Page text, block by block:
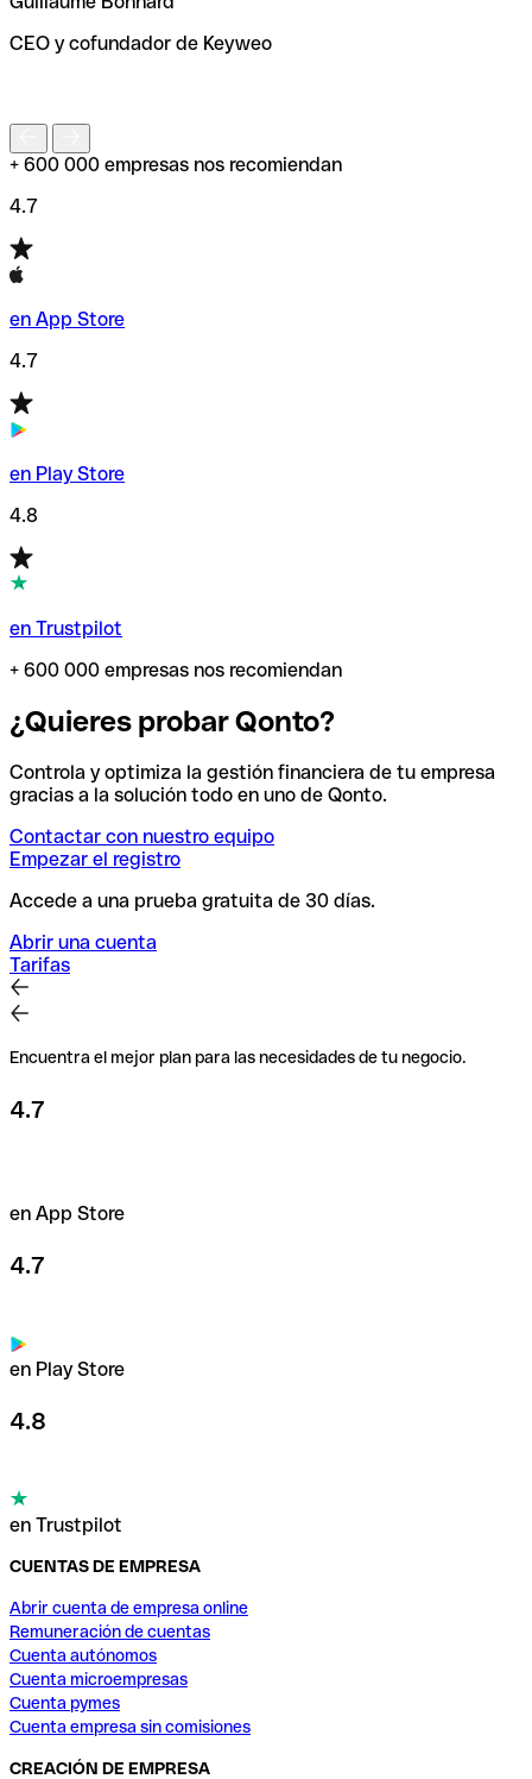
de enviar tu transferencia.
CEO y cofundador de Keyweo
+ 600 000 empresas nos recomiendan
4.7
en App Store
4.7
en Play Store
4.8
en Trustpilot
+ 600 000 empresas nos recomiendan
¿Quieres probar Qonto?
Controla y optimiza la gestión financiera de tu empresa
gracias a la solución todo en uno de Qonto.
Contactar con nuestro equipo
Empezar el registro
Accede a una prueba gratuita de 30 días.
Abrir una cuenta
Tarifas
Encuentra el mejor plan para las necesidades de tu negocio.
4.7
en App Store
4.7
en Play Store
4.8
en Trustpilot
CUENTAS DE EMPRESA
Abrir cuenta de empresa online
Remuneración de cuentas
Cuenta autónomos
Cuenta microempresas
Cuenta pymes
Cuenta empresa sin comisiones
CREACIÓN DE EMPRESA